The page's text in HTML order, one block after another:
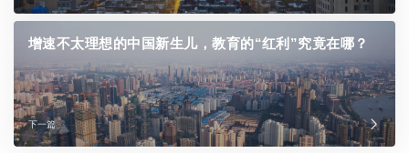
增速不太理想的中国新生儿，教育的“红利”究竟在哪？
下一篇